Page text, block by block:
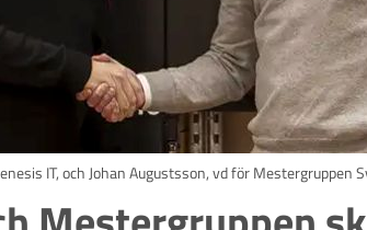
IT, och Johan Augustsson, vd för Mestergruppen